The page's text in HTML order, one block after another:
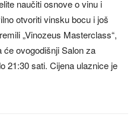
naučiti osnove o vinu i
otvoriti vinsku bocu i još
„Vinozeus Masterclass“,
će ovogodišnji Salon za
21:30 sati. Cijena ulaznice je